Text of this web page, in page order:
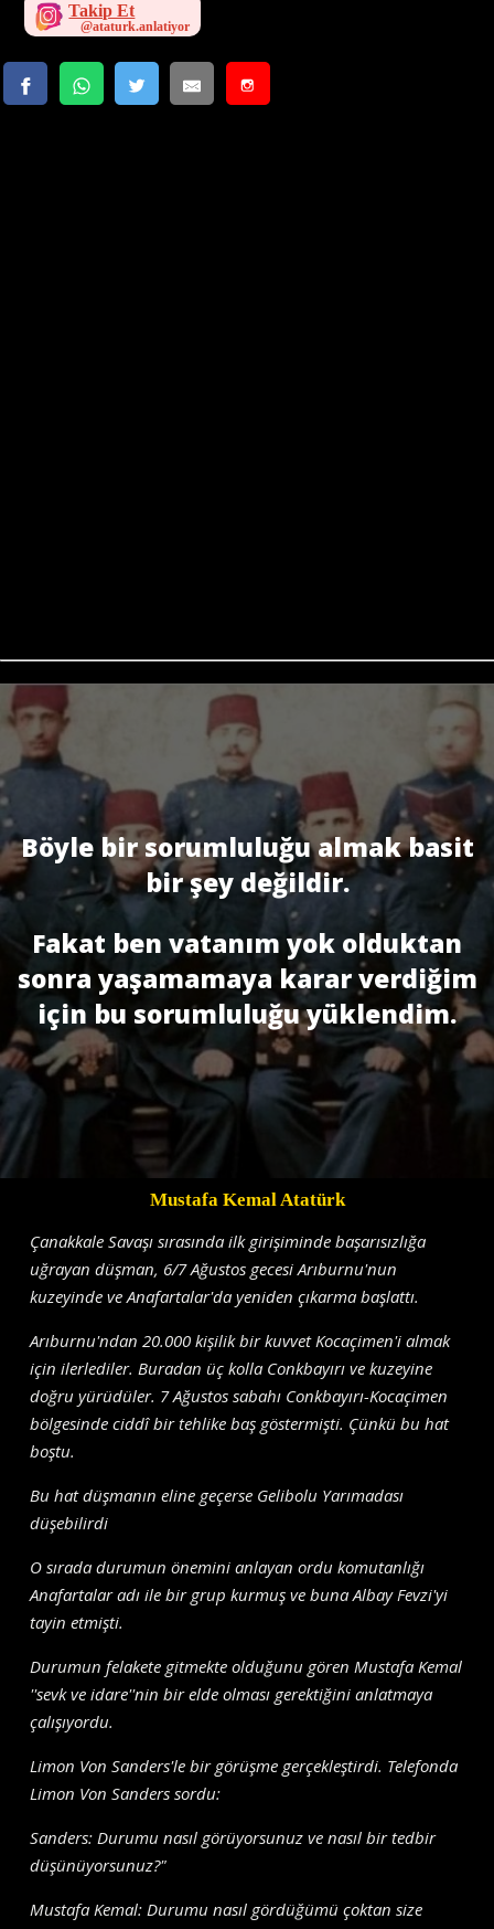
Takip Et
Böyle bir sorumluluğu almak basit
bir şey değildir.
Fakat ben vatanım yok olduktan
sonra yaşamamaya karar verdiğim
için bu sorumluluğu yüklendim.
Mustafa Kemal Atatürk
Çanakkale Savaşı sırasında ilk girişiminde başarısızlığa
uğrayan düşman, 6/7 Ağustos gecesi Arıburnu'nun
kuzeyinde ve Anafartalar'da yeniden çıkarma başlattı.
Arıburnu'ndan 20.000 kişilik bir kuvvet Kocaçimen'i almak
için ilerlediler. Buradan üç kolla Conkbayırı ve kuzeyine
doğru yürüdüler. 7 Ağustos sabahı Conkbayırı-Kocaçimen
bölgesinde ciddî bir tehlike baş göstermişti. Çünkü bu hat
boştu.
Bu hat düşmanın eline geçerse Gelibolu Yarımadası
düşebilirdi
O sırada durumun önemini anlayan ordu komutanlığı
Anafartalar adı ile bir grup kurmuş ve buna Albay Fevzi'yi
tayin etmişti.
Durumun felakete gitmekte olduğunu gören Mustafa Kemal
''sevk ve idare''nin bir elde olması gerektiğini anlatmaya
çalışıyordu.
Limon Von Sanders'le bir görüşme gerçekleştirdi. Telefonda
Limon Von Sanders sordu:
Sanders: Durumu nasıl görüyorsunuz ve nasıl bir tedbir
düşünüyorsunuz?"
Mustafa Kemal: Durumu nasıl gördüğümü çoktan size